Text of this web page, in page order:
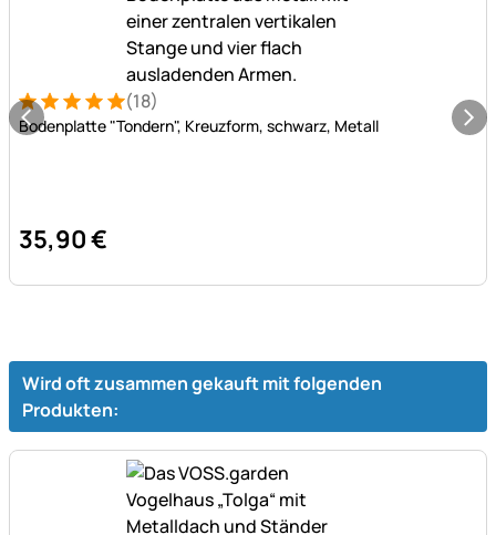
Bewertung: 5 von 5 (18 Bewertungen)
18 Bewertungen
(18)
Bodenplatte "Tondern", Kreuzform, schwarz, Metall
35,90€
Wird oft zusammen gekauft mit folgenden
Produkten: